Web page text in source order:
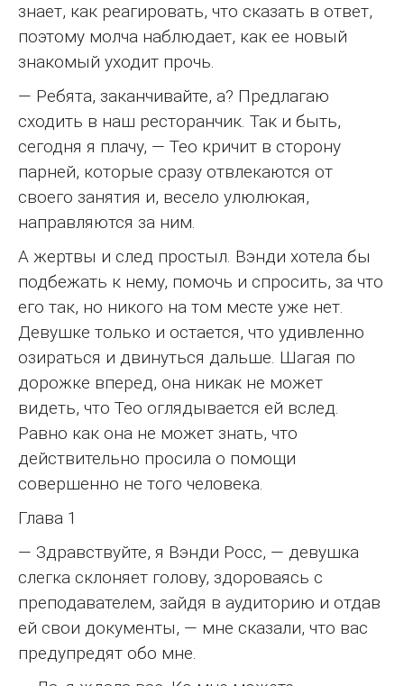
знает, как реагировать, что сказать в ответ,
поэтому молча наблюдает, как ее новый
знакомый уходит прочь.
— Ребята, заканчивайте, а? Предлагаю
сходить в наш ресторанчик. Так и быть,
сегодня я плачу, — Тео кричит в сторону
парней, которые сразу отвлекаются от
своего занятия и, весело улюлюкая,
направляются за ним.
А жертвы и след простыл. Вэнди хотела бы
подбежать к нему, помочь и спросить, за что
его так, но никого на том месте уже нет.
Девушке только и остается, что удивленно
озираться и двинуться дальше. Шагая по
дорожке вперед, она никак не может
видеть, что Тео оглядывается ей вслед.
Равно как она не может знать, что
действительно просила о помощи
совершенно не того человека.
Глава 1
— Здравствуйте, я Вэнди Росс, — девушка
слегка склоняет голову, здороваясь с
преподавателем, зайдя в аудиторию и отдав
ей свои документы, — мне сказали, что вас
предупредят обо мне.